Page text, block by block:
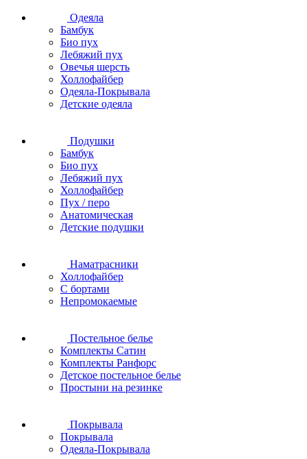
Одеяла
Бамбук
Био пух
Лебяжий пух
Овечья шерсть
Холлофайбер
Одеяла-Покрывала
Детские одеяла
Подушки
Бамбук
Био пух
Лебяжий пух
Холлофайбер
Пух / перо
Анатомическая
Детские подушки
Наматрасники
Холлофайбер
С бортами
Непромокаемые
Постельное белье
Комплекты Сатин
Комплекты Ранфорс
Детское постельное белье
Простыни на резинке
Покрывала
Покрывала
Одеяла-Покрывала